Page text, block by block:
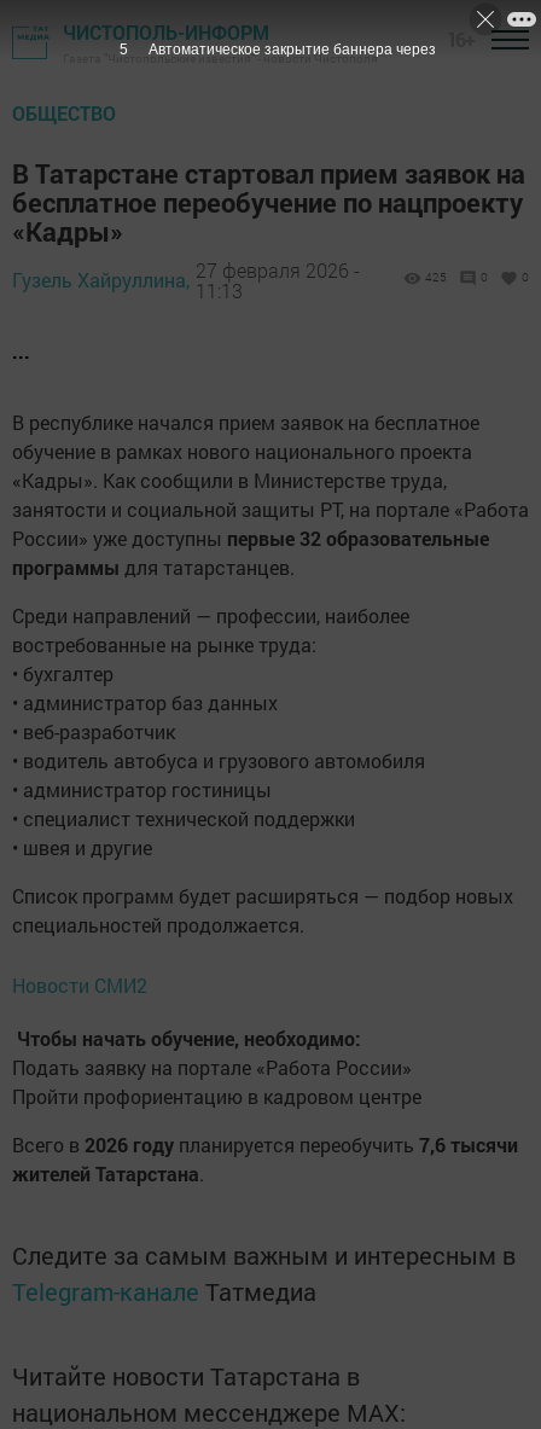
ЧИСТОПОЛЬ-ИНФОРМ
Газета "Чистопольские известия" - новости Чистополя
ОБЩЕСТВО
В Татарстане стартовал прием заявок на
бесплатное переобучение по нацпроекту
«Кадры»
Гузель Хайруллина, 27 февраля 2026 -
11:13
425 0 0
...
В республике начался прием заявок на бесплатное
обучение в рамках нового национального проекта
«Кадры». Как сообщили в Министерстве труда,
занятости и социальной защиты РТ, на портале «Работа
России» уже доступны первые 32 образовательные
программы для татарстанцев.
Среди направлений — профессии, наиболее
востребованные на рынке труда:
• бухгалтер
• администратор баз данных
• веб-разработчик
• водитель автобуса и грузового автомобиля
• администратор гостиницы
• специалист технической поддержки
• швея и другие
Список программ будет расширяться — подбор новых
специальностей продолжается.
Новости СМИ2
Чтобы начать обучение, необходимо:
Подать заявку на портале «Работа России»
Пройти профориентацию в кадровом центре
Всего в 2026 году планируется переобучить 7,6 тысячи
жителей Татарстана.
Следите за самым важным и интересным в
Telegram-канале Татмедиа
Читайте новости Татарстана в
национальном мессенджере MАХ:
4 Автоматическое закрытие баннера через